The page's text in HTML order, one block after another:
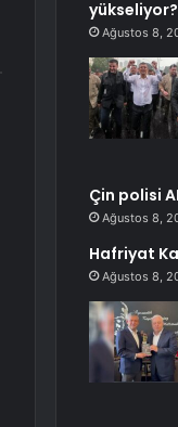
yükseliyor?
Ağustos 8,
Çin polisi
Ağustos 8,
Hafriyat
Ağustos 8,